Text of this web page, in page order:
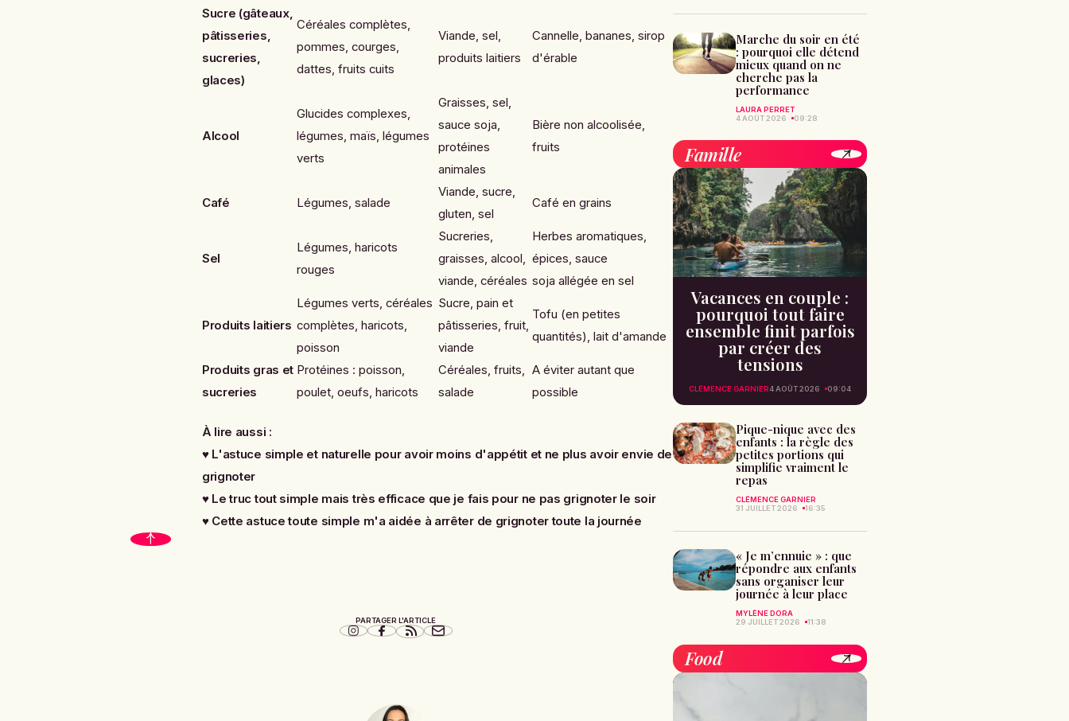
Sucre (gâteaux,
pâtisseries,
sucreries,
glaces)
Céréales complètes,
pommes, courges,
dattes, fruits cuits
Viande, sel,
produits laitiers
Cannelle, bananes, sirop
d'érable
Alcool
Glucides complexes,
légumes, maïs, légumes
verts
Graisses, sel,
sauce soja,
protéines
animales
Bière non alcoolisée,
fruits
Café Légumes, salade
Viande, sucre,
gluten, sel
Café en grains
Sel
Légumes, haricots
rouges
Sucreries,
graisses, alcool,
viande, céréales
Herbes aromatiques,
épices, sauce
soja allégée en sel
Produits laitiers
Légumes verts, céréales
complètes, haricots,
poisson
Sucre, pain et
pâtisseries, fruit,
viande
Tofu (en petites
quantités), lait d'amande
Produits gras et
sucreries
Protéines : poisson,
poulet, oeufs, haricots
Céréales, fruits,
salade
A éviter autant que
possible
À lire aussi :
♥ L'astuce simple et naturelle pour avoir moins d'appétit et ne plus avoir envie de
grignoter
♥ Le truc tout simple mais très efficace que je fais pour ne pas grignoter le soir
♥ Cette astuce toute simple m'a aidée à arrêter de grignoter toute la journée
PARTAGER L'ARTICLE
Marche du soir en été
: pourquoi elle détend
mieux quand on ne
cherche pas la
performance
LAURA PERRET
4 AOÛT 2026
09:28
Famille
Vacances en couple :
pourquoi tout faire
ensemble finit parfois
par créer des
tensions
CLÉMENCE GARNIER4 AOÛT 2026 09:04
Pique-nique avec des
enfants : la règle des
petites portions qui
simplifie vraiment le
repas
CLÉMENCE GARNIER
31 JUILLET 2026
16:35
« Je m’ennuie » : que
répondre aux enfants
sans organiser leur
journée à leur place
MYLÈNE DORA
29 JUILLET 2026
11:38
Food